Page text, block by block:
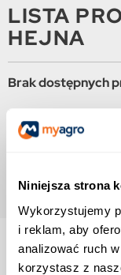
Niniejsza strona
Wykorzystujemy
i reklam, aby
analizować ruch
korzystasz z
LISTA
HEJNA
Brak dostępnych
Bądźcie czujni! W tym
produktów w miarę ich